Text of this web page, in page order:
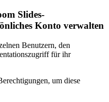
Slides-
Konto verwalten
Benutzern, den
für ihr
um diese